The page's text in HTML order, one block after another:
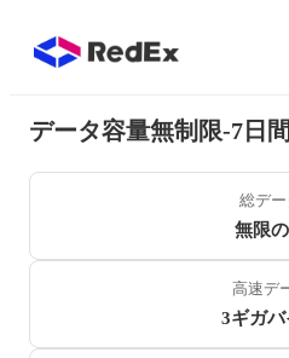
データ容量無制限-7日
総デー
無限
高速デ
3ギガバ